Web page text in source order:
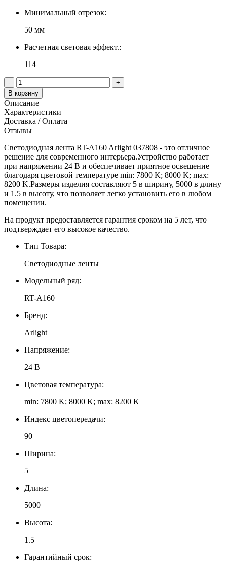
Минимальный отрезок:
50 мм
Расчетная световая эффект.:
114
-
+
В корзину
Описание
Характеристики
Доставка / Оплата
Отзывы
Светодиодная лента RT-A160 Arlight 037808 - это отличное
решение для современного интерьера.Устройство работает
при напряжении 24 В и обеспечивает приятное освещение
благодаря цветовой температуре min: 7800 K; 8000 K; max:
8200 K.Размеры изделия составляют 5 в ширину, 5000 в длину
и 1.5 в высоту, что позволяет легко установить его в любом
помещении.
На продукт предоставляется гарантия сроком на 5 лет, что
подтверждает его высокое качество.
Тип Товара:
Светодиодные ленты
Модельный ряд:
RT-A160
Бренд:
Arlight
Напряжение:
24 В
Цветовая температура:
min: 7800 K; 8000 K; max: 8200 K
Индекс цветопередачи:
90
Ширина:
5
Длина:
5000
Высота:
1.5
Гарантийный срок: